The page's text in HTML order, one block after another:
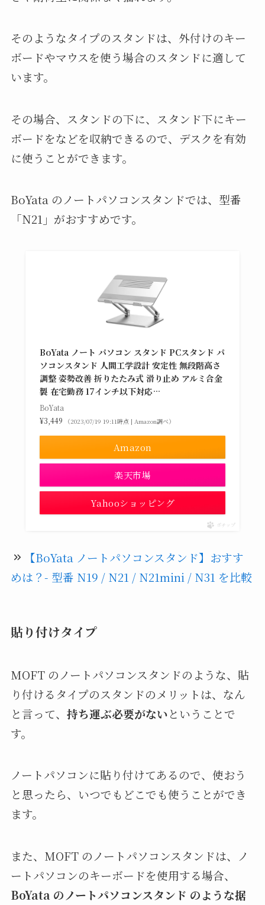
そのようなタイプのスタンドは、外付けのキー
ボードやマウスを使う場合のスタンドに適して
います。
その場合、スタンドの下に、スタンド下にキー
ボードをなどを収納できるので、デスクを有効
に使うことができます。
BoYata のノートパソコンスタンドでは、型番
「N21」がおすすめです。
BoYata ノート パソコン スタンド PCスタンド パ
ソコンスタンド 人間工学設計 安定性 無段階高さ
調整 姿勢改善 折りたたみ式 滑り止め アルミ合金
製 在宅勤務 17インチ以下対応…
BoYata
¥3,449
（2023/07/19 19:11時点 | Amazon調べ）
Amazon
楽天市場
Yahooショッピング
ポチップ
【BoYata ノートパソコンスタンド】おすす
めは？- 型番 N19 / N21 / N21mini / N31 を比較
貼り付けタイプ
MOFT のノートパソコンスタンドのような、貼
り付けるタイプのスタンドのメリットは、なん
と言って、 持ち運ぶ必要がないということで
す。
ノートパソコンに貼り付けてあるので、使おう
と思ったら、いつでもどこでも使うことができ
ます。
また、MOFT のノートパソコンスタンドは、ノ
ートパソコンのキーボードを使用する場合、
BoYata のノートパソコンスタンド のような据